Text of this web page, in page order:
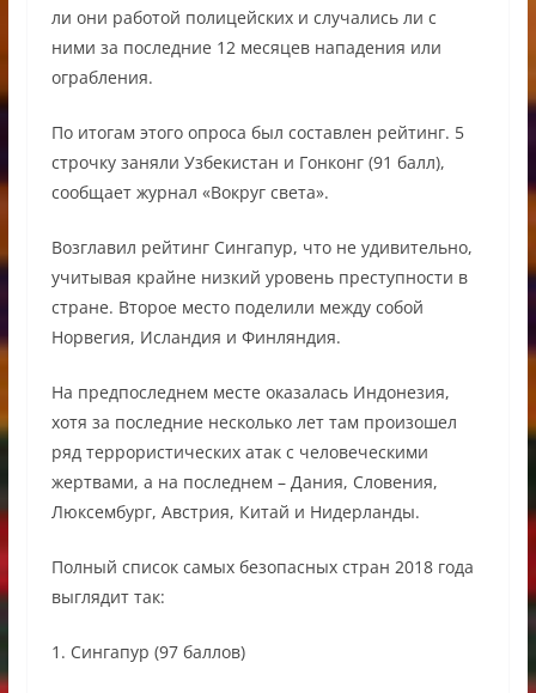
ли они работой полицейских и случались ли с
ними за последние 12 месяцев нападения или
ограбления.
По итогам этого опроса был составлен рейтинг. 5
строчку заняли Узбекистан и Гонконг (91 балл),
сообщает журнал «Вокруг света».
Возглавил рейтинг Сингапур, что не удивительно,
учитывая крайне низкий уровень преступности в
стране. Второе место поделили между собой
Норвегия, Исландия и Финляндия.
На предпоследнем месте оказалась Индонезия,
хотя за последние несколько лет там произошел
ряд террористических атак с человеческими
жертвами, а на последнем – Дания, Словения,
Люксембург, Австрия, Китай и Нидерланды.
Полный список самых безопасных стран 2018 года
выглядит так:
1. Сингапур (97 баллов)